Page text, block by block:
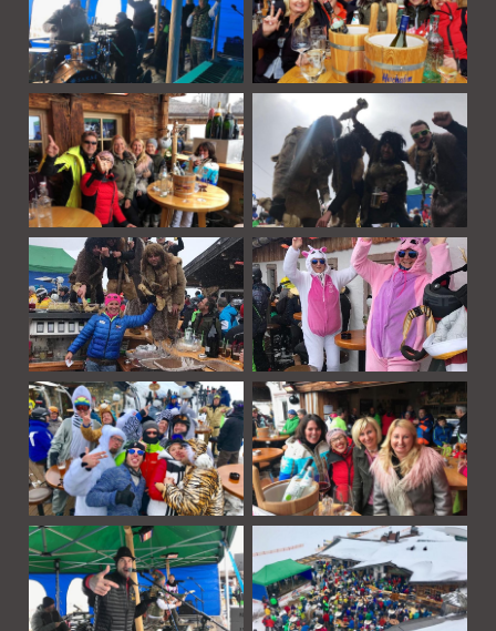
Die Hochalm
Gastgeber & Team
Events & Aktuelles